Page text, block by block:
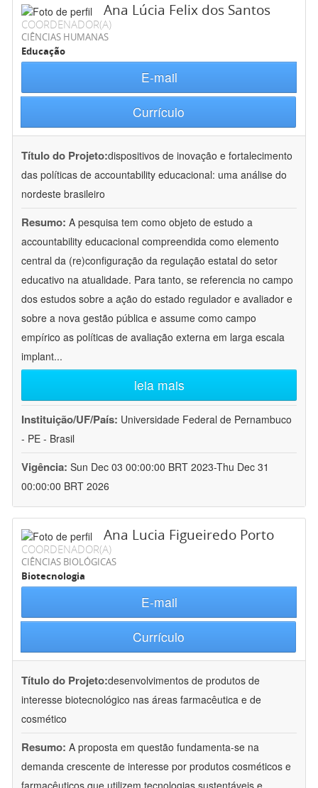
Ana Lúcia Felix dos Santos
COORDENADOR(A)
CIÊNCIAS HUMANAS
Educação
E-mail
Currículo
Título do Projeto:dispositivos de inovação e fortalecimento
das políticas de accountability educacional: uma análise do
nordeste brasileiro
Resumo: A pesquisa tem como objeto de estudo a
accountability educacional compreendida como elemento
central da (re)configuração da regulação estatal do setor
educativo na atualidade. Para tanto, se referencia no campo
dos estudos sobre a ação do estado regulador e avaliador e
sobre a nova gestão pública e assume como campo
empírico as políticas de avaliação externa em larga escala
implant...
leia mais
Instituição/UF/País: Universidade Federal de Pernambuco
- PE - Brasil
Vigência: Sun Dec 03 00:00:00 BRT 2023-Thu Dec 31
00:00:00 BRT 2026
Ana Lucia Figueiredo Porto
COORDENADOR(A)
CIÊNCIAS BIOLÓGICAS
Biotecnologia
E-mail
Currículo
Título do Projeto:desenvolvimentos de produtos de
interesse biotecnológico nas áreas farmacêutica e de
cosmético
Resumo: A proposta em questão fundamenta-se na
demanda crescente de interesse por produtos cosméticos e